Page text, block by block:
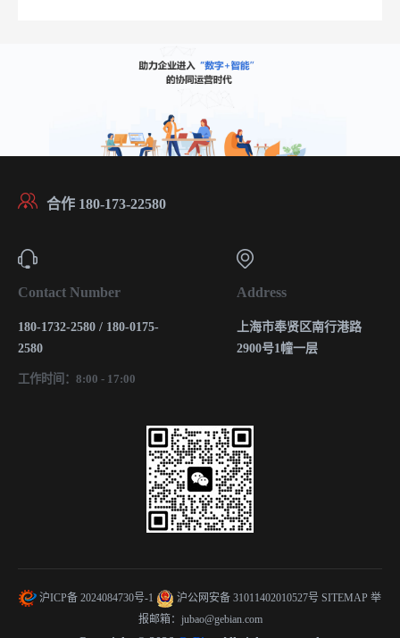
合作 180-173-22580
Contact Number
180-1732-2580 / 180-0175-
2580
工作时间：8:00 - 17:00
Address
上海市奉贤区南行港路
2900号1幢一层
沪ICP备 2024084730号-1 沪公网安备 31011402010527号 SITEMAP 举
报邮箱：jubao@gebian.com